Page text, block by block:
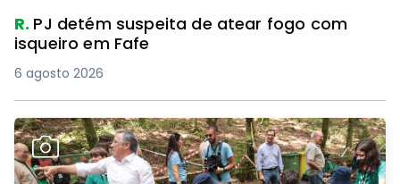
R. PJ detém suspeita de atear fogo com
isqueiro em Fafe
6 agosto 2026